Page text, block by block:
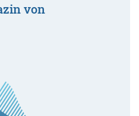
von